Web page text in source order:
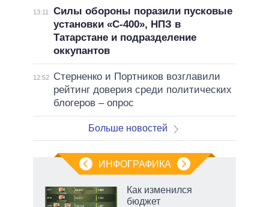
13:11
Силы обороны поразили пусковые
установки «С-400», НПЗ в
Татарстане и подразделение
оккупантов
12:52
Стерненко и Портников возглавили
рейтинг доверия среди политических
блогеров – опрос
Больше новостей
ИНФОГРАФИКА
Как изменился
бюджет